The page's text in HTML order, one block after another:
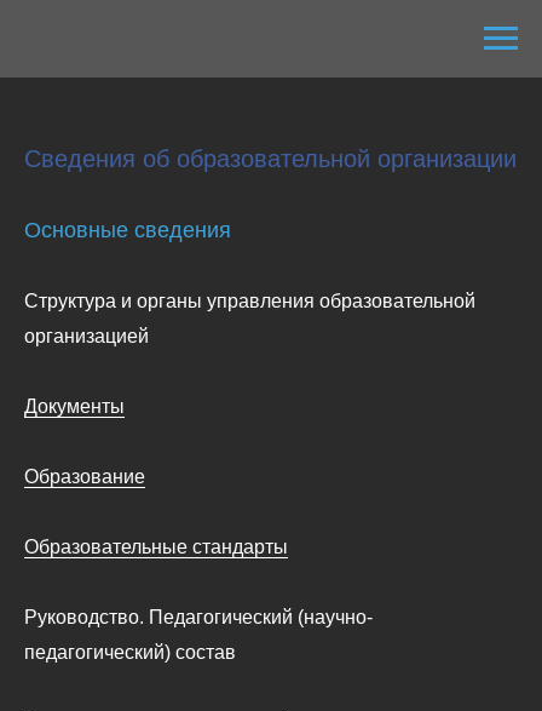
Сведения об образовательной организации
Основные сведения
Структура и органы управления образовательной
организацией
Документы
Образование
Образовательные стандарты
Руководство. Педагогический (научно-
педагогический) состав